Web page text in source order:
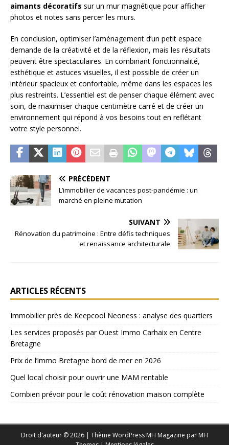
aimants décoratifs sur un mur magnétique pour afficher
photos et notes sans percer les murs.
En conclusion, optimiser l’aménagement d’un petit espace
demande de la créativité et de la réflexion, mais les résultats
peuvent être spectaculaires. En combinant fonctionnalité,
esthétique et astuces visuelles, il est possible de créer un
intérieur spacieux et confortable, même dans les espaces les
plus restreints. L’essentiel est de penser chaque élément avec
soin, de maximiser chaque centimètre carré et de créer un
environnement qui répond à vos besoins tout en reflétant
votre style personnel.
PRÉCÉDENT
L’immobilier de vacances post-pandémie : un
marché en pleine mutation
SUIVANT
Rénovation du patrimoine : Entre défis techniques
et renaissance architecturale
ARTICLES RÉCENTS
Immobilier près de Keepcool Neoness : analyse des quartiers
Les services proposés par Ouest Immo Carhaix en Centre
Bretagne
Prix de l’immo Bretagne bord de mer en 2026
Quel local choisir pour ouvrir une MAM rentable
Combien prévoir pour le coût rénovation maison complète
Droit d'auteur © 2026 | Thème WordPress MH Magazine par MH